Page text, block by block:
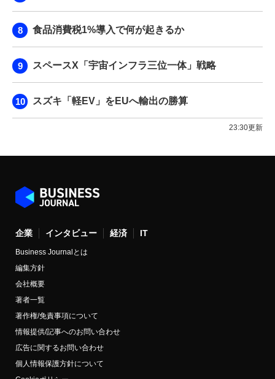
食品消費税1%導入で何が起きるか
スペースX「宇宙インフラ三位一体」戦略
スズキ「軽EV」をEUへ輸出の勝算
23:30更新
企業 インタビュー 経済 IT
Business Journalとは
編集方針
会社概要
著者一覧
著作権/免責事項について
情報提供/記事へのお問い合わせ
広告に関するお問い合わせ
個人情報保護方針について